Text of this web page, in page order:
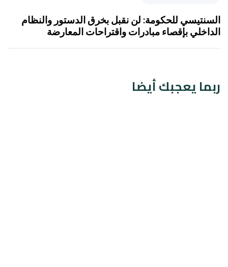
السنتيسي للحكومة: لن نقبل بخرق الدستور والنظام
الداخلي بإقصاء مبادرات واقتراحات المعارضة
ربما يعجبك أيضا